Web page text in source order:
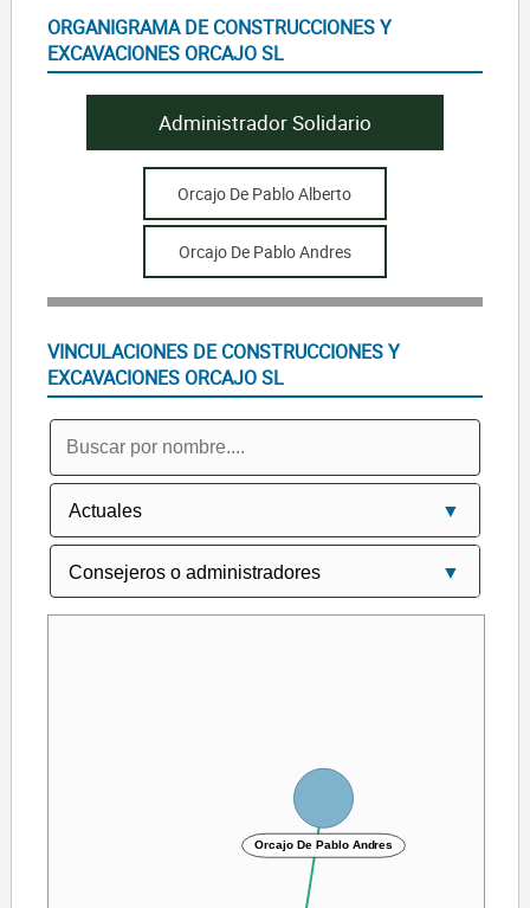
ORGANIGRAMA DE CONSTRUCCIONES Y
EXCAVACIONES ORCAJO SL
Administrador Solidario
Orcajo De Pablo Alberto
Orcajo De Pablo Andres
VINCULACIONES DE CONSTRUCCIONES Y
EXCAVACIONES ORCAJO SL
Orcajo De Pablo Andres